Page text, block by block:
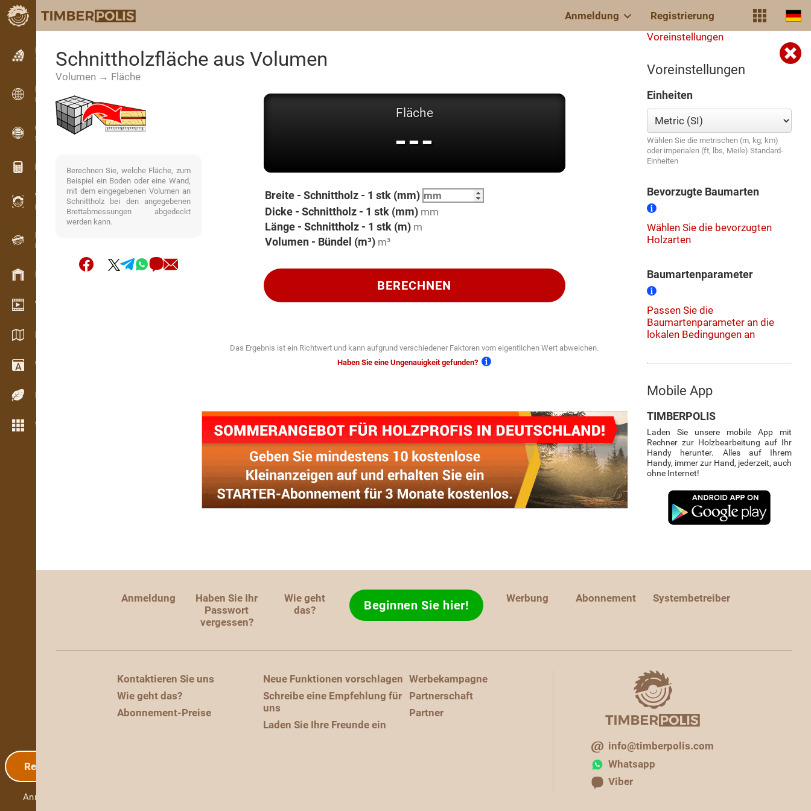
Anmeldung Registrierung
Kleinanzeigen
Textanzeigen
Kleinanzeigen
Internationale Anzeigen
OPTI-TIMB
Schnittbilder
Holz-Rechner
WoodProfi
Holzvolumen mit KI
Registriergerät
Holzbestandsaufnahme im Gelände
Bestandsmanagement
Video Showroom
Kataloge / Broschüren
Wörterbuch
Holzarten
Weitere Funktionen
Registrierung
Anmeldung
Schnittholzfläche aus Volumen
Volumen → Fläche
Berechnen Sie, welche Fläche, zum
Beispiel ein Boden oder eine Wand,
mit dem eingegebenen Volumen an
Schnittholz bei den angegebenen
Brettabmessungen abgedeckt
werden kann.
Fläche
---
Breite - Schnittholz - 1 stk (mm)
Dicke - Schnittholz - 1 stk (mm)
Länge - Schnittholz - 1 stk (m)
Volumen - Bündel (m³)
BERECHNEN
Das Ergebnis ist ein Richtwert und kann aufgrund verschiedener Faktoren vom eigentlichen Wert abweichen.
Haben Sie eine Ungenauigkeit gefunden?
Voreinstellungen
Voreinstellungen
Einheiten
Wählen Sie die metrischen (m, kg, km)
oder imperialen (ft, lbs, Meile) Standard-
Einheiten
Bevorzugte Baumarten
Wählen Sie die bevorzugten
Holzarten
Baumartenparameter
Passen Sie die
Baumartenparameter an die
lokalen Bedingungen an
Mobile App
TIMBERPOLIS
Laden Sie unsere mobile App mit
Rechner zur Holzbearbeitung auf Ihr
Handy herunter. Alles auf Ihrem
Handy, immer zur Hand, jederzeit, auch
ohne Internet!
Anmeldung
Haben Sie Ihr
Passwort
vergessen?
Wie geht
das?
Beginnen Sie hier! Werbung Abonnement Systembetreiber
Kontaktieren Sie uns
Wie geht das?
Abonnement-Preise
Neue Funktionen vorschlagen
Schreibe eine Empfehlung für
uns
Laden Sie Ihre Freunde ein
Werbekampagne
Partnerschaft
Partner
info@timberpolis.com
Whatsapp
Viber